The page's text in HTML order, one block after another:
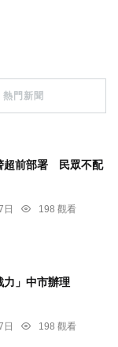
熱門新聞
超前部署 民眾不配
日
198 觀看
力」中市辦理
日
198 觀看